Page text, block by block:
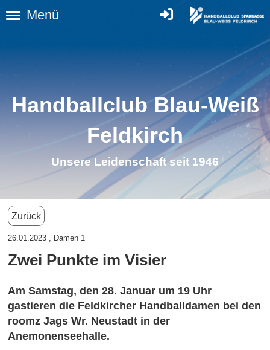
Menü
Handballclub Blau-Weiß
Feldkirch
Unsere Leidenschaft seit 1946
Zurück
26.01.2023 , Damen 1
Zwei Punkte im Visier
Am Samstag, den 28. Januar um 19 Uhr
gastieren die Feldkircher Handballdamen bei den
roomz Jags Wr. Neustadt in der
Anemonenseehalle.